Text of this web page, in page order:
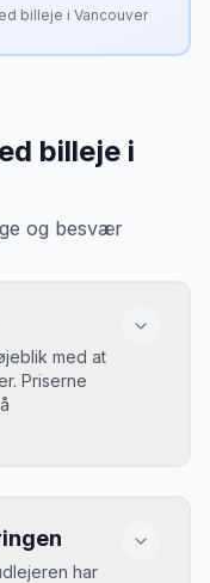
billeje i Vancouver
billeje i
og besvær
med at
Priserne
og de bedste
har